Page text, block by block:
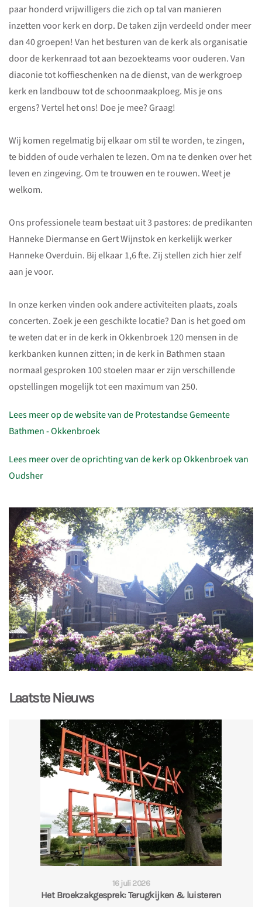
paar honderd vrijwilligers die zich op tal van manieren
inzetten voor kerk en dorp. De taken zijn verdeeld onder meer
dan 40 groepen! Van het besturen van de kerk als organisatie
door de kerkenraad tot aan bezoekteams voor ouderen. Van
diaconie tot koffieschenken na de dienst, van de werkgroep
kerk en landbouw tot de schoonmaakploeg. Mis je ons
ergens? Vertel het ons! Doe je mee? Graag!
Wij komen regelmatig bij elkaar om stil te worden, te zingen,
te bidden of oude verhalen te lezen. Om na te denken over het
leven en zingeving. Om te trouwen en te rouwen. Weet je
welkom.
Ons professionele team bestaat uit 3 pastores: de predikanten
Hanneke Diermanse en Gert Wijnstok en kerkelijk werker
Hanneke Overduin. Bij elkaar 1,6 fte. Zij stellen zich hier zelf
aan je voor.
In onze kerken vinden ook andere activiteiten plaats, zoals
concerten. Zoek je een geschikte locatie? Dan is het goed om
te weten dat er in de kerk in Okkenbroek 120 mensen in de
kerkbanken kunnen zitten; in de kerk in Bathmen staan
normaal gesproken 100 stoelen maar er zijn verschillende
opstellingen mogelijk tot een maximum van 250.
Lees meer op de website van de Protestandse Gemeente
Bathmen - Okkenbroek
Lees meer over de oprichting van de kerk op Okkenbroek van
Oudsher
Laatste Nieuws
16 juli 2026
Het Broekzakgesprek: Terugkijken & luisteren